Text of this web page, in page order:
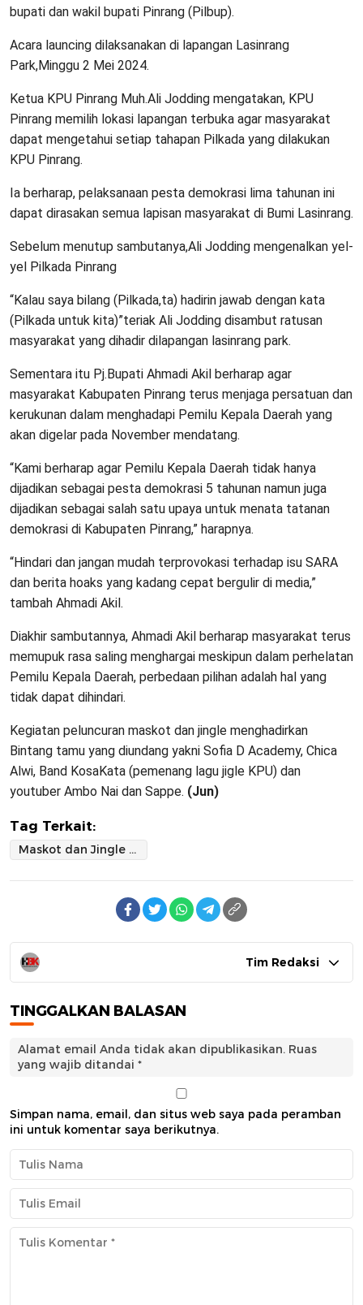
bupati dan wakil bupati Pinrang (Pilbup).
Acara launcing dilaksanakan di lapangan Lasinrang
Park,Minggu 2 Mei 2024.
Ketua KPU Pinrang Muh.Ali Jodding mengatakan, KPU
Pinrang memilih lokasi lapangan terbuka agar masyarakat
dapat mengetahui setiap tahapan Pilkada yang dilakukan
KPU Pinrang.
Ia berharap, pelaksanaan pesta demokrasi lima tahunan ini
dapat dirasakan semua lapisan masyarakat di Bumi Lasinrang.
Sebelum menutup sambutanya,Ali Jodding mengenalkan yel-
yel Pilkada Pinrang
“Kalau saya bilang (Pilkada,ta) hadirin jawab dengan kata
(Pilkada untuk kita)”teriak Ali Jodding disambut ratusan
masyarakat yang dihadir dilapangan lasinrang park.
Sementara itu Pj.Bupati Ahmadi Akil berharap agar
masyarakat Kabupaten Pinrang terus menjaga persatuan dan
kerukunan dalam menghadapi Pemilu Kepala Daerah yang
akan digelar pada November mendatang.
“Kami berharap agar Pemilu Kepala Daerah tidak hanya
dijadikan sebagai pesta demokrasi 5 tahunan namun juga
dijadikan sebagai salah satu upaya untuk menata tatanan
demokrasi di Kabupaten Pinrang,” harapnya.
“Hindari dan jangan mudah terprovokasi terhadap isu SARA
dan berita hoaks yang kadang cepat bergulir di media,”
tambah Ahmadi Akil.
Diakhir sambutannya, Ahmadi Akil berharap masyarakat terus
memupuk rasa saling menghargai meskipun dalam perhelatan
Pemilu Kepala Daerah, perbedaan pilihan adalah hal yang
tidak dapat dihindari.
Kegiatan peluncuran maskot dan jingle menghadirkan
Bintang tamu yang diundang yakni Sofia D Academy, Chica
Alwi, Band KosaKata (pemenang lagu jigle KPU) dan
youtuber Ambo Nai dan Sappe. (Jun)
Tag Terkait:
Maskot dan Jingle Pilkada 2024 Mulai Disosialisasikan KPU ke Masyarakat Pinrang
Tim Redaksi
TINGGALKAN BALASAN
Alamat email Anda tidak akan dipublikasikan. Ruas
yang wajib ditandai *
Simpan nama, email, dan situs web saya pada peramban
ini untuk komentar saya berikutnya.